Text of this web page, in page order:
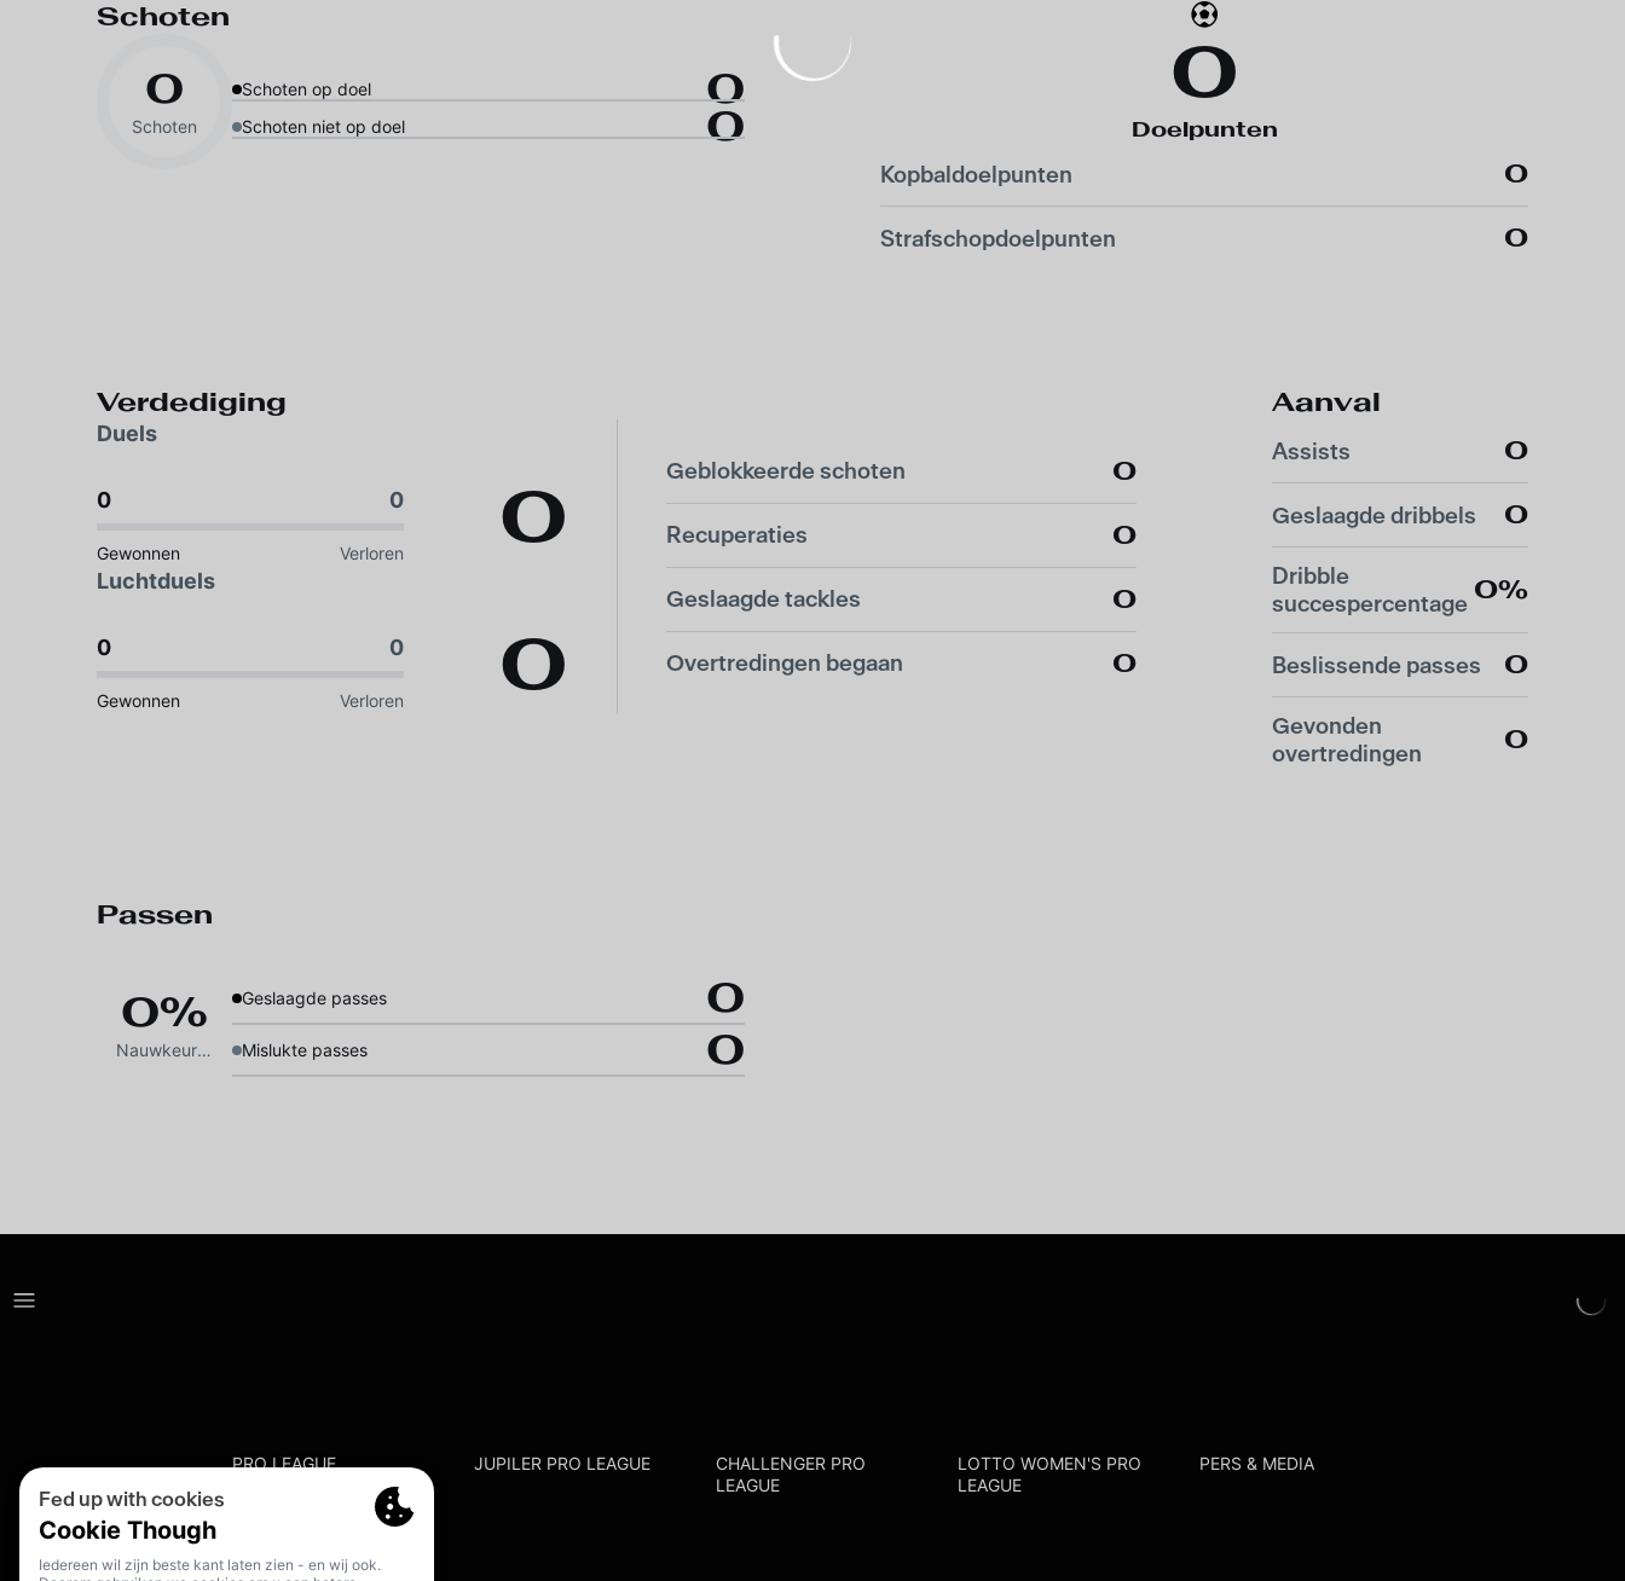
0
Doelpunten
Kopbaldoelpunten 0
Strafschopdoelpunten 0
Schoten
0
Schoten
Schoten op doel 0
Schoten niet op doel 0
Aanval
Assists 0
Geslaagde dribbels 0
Dribble
succespercentage 0%
Beslissende passes 0
Gevonden
overtredingen
0
Verdediging
Duels
0 0
Gewonnen Verloren 0
Luchtduels
0 0
Gewonnen Verloren 0
Geblokkeerde schoten 0
Recuperaties 0
Geslaagde tackles 0
Overtredingen begaan 0
Passen
0%
Nauwkeurigheid
Geslaagde passes 0
Mislukte passes 0
PRO LEAGUE JUPILER PRO LEAGUE
CHALLENGER PRO
LEAGUE
LOTTO WOMEN'S PRO
LEAGUE
PERS & MEDIA